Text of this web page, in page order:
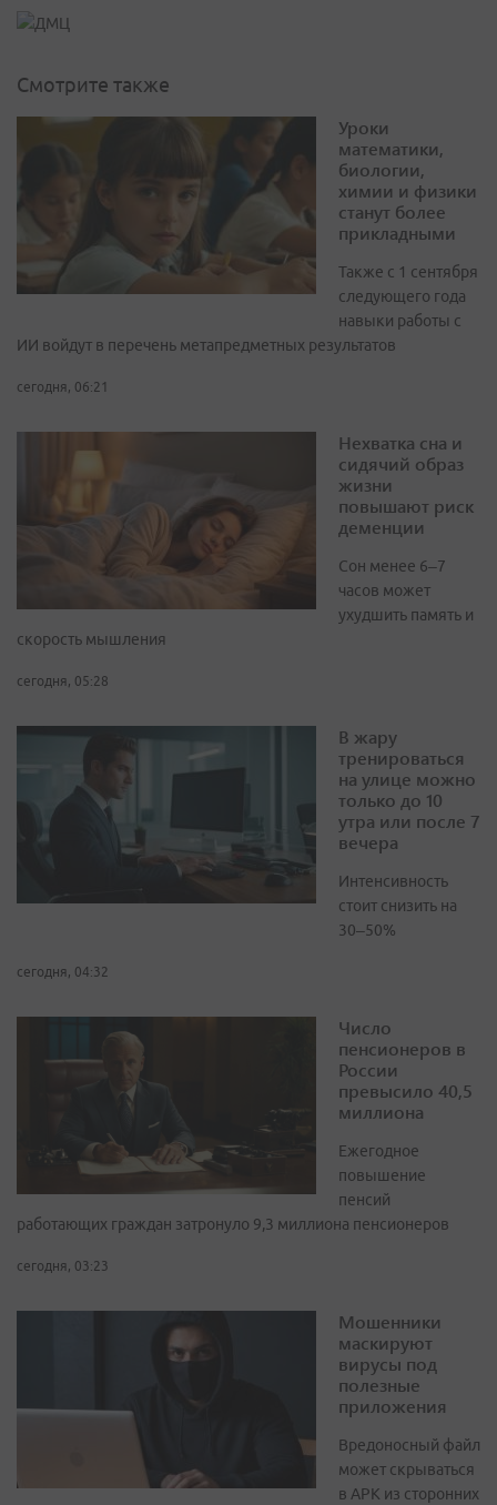
Смотрите также
Уроки
математики,
биологии,
химии и физики
станут более
прикладными
Также с 1 сентября
следующего года
навыки работы с
ИИ войдут в перечень метапредметных результатов
сегодня, 06:21
Нехватка сна и
сидячий образ
жизни
повышают риск
деменции
Сон менее 6–7
часов может
ухудшить память и
скорость мышления
сегодня, 05:28
В жару
тренироваться
на улице можно
только до 10
утра или после 7
вечера
Интенсивность
стоит снизить на
30–50%
сегодня, 04:32
Число
пенсионеров в
России
превысило 40,5
миллиона
Ежегодное
повышение
пенсий
работающих граждан затронуло 9,3 миллиона пенсионеров
сегодня, 03:23
Мошенники
маскируют
вирусы под
полезные
приложения
Вредоносный файл
может скрываться
в APK из сторонних